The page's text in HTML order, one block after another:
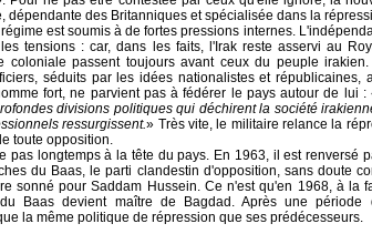
dépendante des Britanniques et spécialisée dans la
est soumis à de fortes pressions internes.
tensions : car, dans les faits, l'Irak reste asservi au
coloniale passent toujours avant ceux du peuple
séduits par les idées nationalistes et républicaines,
fort, ne parvient pas à fédérer le pays autour de lui :
divisions politiques qui déchirent la société
ressurgissent.» Très vite, le militaire relance la
toute opposition.
pas longtemps à la tête du pays. En 1963, il est renversé
du Baas, le parti clandestin d'opposition, sans doute
sonné pour Saddam Hussein. Ce n'est qu'en 1968, à la
Baas devient maître de Bagdad. Après une période
la même politique de répression que ses prédécesseurs.